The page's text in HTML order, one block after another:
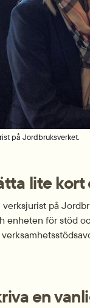
på Jordbruksverket.
lite
på
enheten för stöd
en